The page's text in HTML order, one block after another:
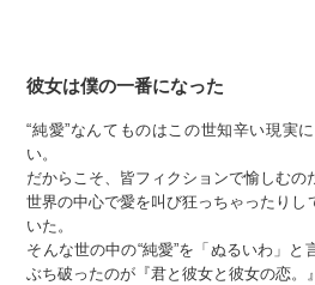
彼女は僕の一番になった
“純愛”なんてものはこの世知辛い現実
い。
だからこそ、皆フィクションで愉しむの
世界の中心で愛を叫び狂っちゃったりし
いた。
そんな世の中の“純愛”を「ぬるいわ」
ぶち破ったのが『君と彼女と彼女の恋。